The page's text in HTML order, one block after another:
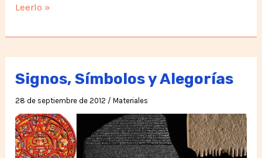
Semana
la
NoViolencia
–
Chile
Leerlo »
Signos, Símbolos y Alegorías
28 de septiembre de 2012 /Materiales